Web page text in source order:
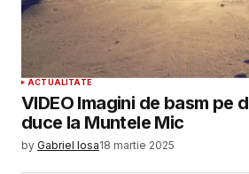
ACTUALITATE
VIDEO Imagini de basm pe
duce la Muntele Mic
by Gabriel Iosa18 martie 2025